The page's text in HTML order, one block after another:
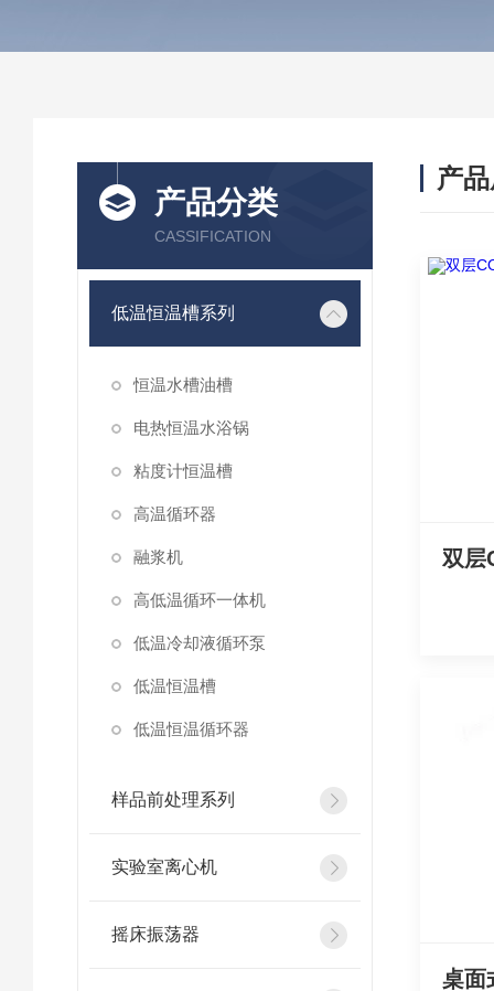
产品分类
CASSIFICATION
低温恒温槽系列
恒温水槽油槽
电热恒温水浴锅
粘度计恒温槽
高温循环器
融浆机
高低温循环一体机
低温冷却液循环泵
低温恒温槽
低温恒温循环器
样品前处理系列
实验室离心机
摇床振荡器
产